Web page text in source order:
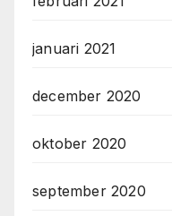
januari 2021
december 2020
oktober 2020
september 2020